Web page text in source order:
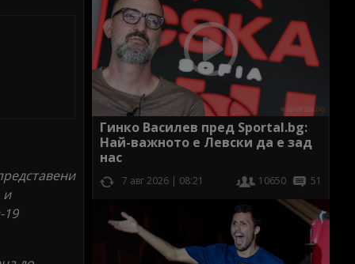
и
19
Гинко Василев пред Sportal.bg:
Най-важното е Левски да е зад
нас
7 авг 2026 | 08:21 10650 51